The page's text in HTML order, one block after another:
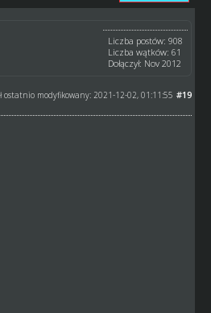
Liczba postów: 908
Liczba wątków: 61
Dołączył: Nov 2012
#19
ostatnio modyfikowany: 2021-12-02, 01:11:55